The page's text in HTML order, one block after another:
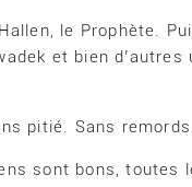
le Prophète.
et bien
pitié. Sans
sont bons, toutes